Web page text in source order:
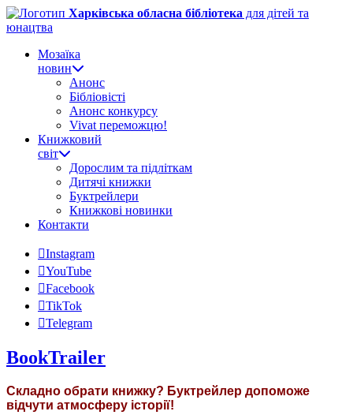
Харківська обласна бібліотека для дітей та
юнацтва
Мозаїка
новин
Анонс
Бібліовісті
Анонс конкурсу
Vivat переможцю!
Книжковий
світ
Дорослим та підліткам
Дитячі книжки
Буктрейлери
Книжкові новинки
Контакти
Instagram
YouTube
Facebook
TikTok
Telegram
BookTrailer
Складно обрати книжку? Буктрейлер допоможе
відчути атмосферу історії!